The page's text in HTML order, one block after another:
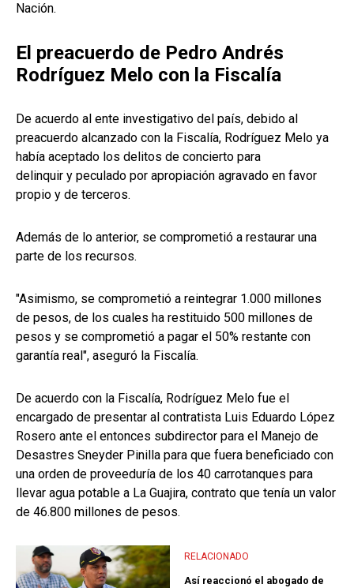
Nación.
El preacuerdo de Pedro Andrés
Rodríguez Melo con la Fiscalía
De acuerdo al ente investigativo del país, debido al
preacuerdo alcanzado con la Fiscalía, Rodríguez Melo ya
había aceptado los delitos de concierto para
delinquir y peculado por apropiación agravado en favor
propio y de terceros.
Además de lo anterior, se comprometió a restaurar una
parte de los recursos.
"Asimismo, se comprometió a reintegrar 1.000 millones
de pesos, de los cuales ha restituido 500 millones de
pesos y se comprometió a pagar el 50% restante con
garantía real", aseguró la Fiscalía.
De acuerdo con la Fiscalía, Rodríguez Melo fue el
encargado de presentar al contratista Luis Eduardo López
Rosero ante el entonces subdirector para el Manejo de
Desastres Sneyder Pinilla para que fuera beneficiado con
una orden de proveeduría de los 40 carrotanques para
llevar agua potable a La Guajira, contrato que tenía un valor
de 46.800 millones de pesos.
RELACIONADO
Así reaccionó el abogado de